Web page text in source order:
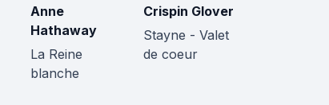
Anne
Hathaway
La Reine
blanche
Crispin Glover
Stayne - Valet
de coeur